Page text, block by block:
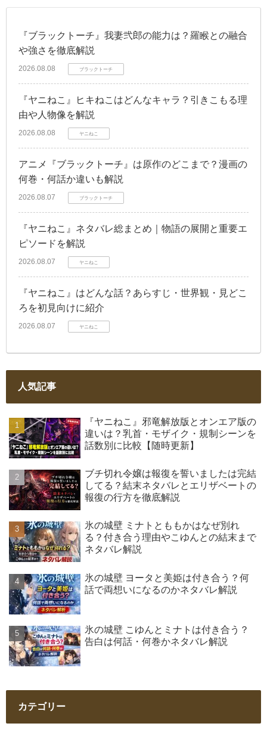
『ブラックトーチ』我妻弐郎の能力は？羅睺との融合
や強さを徹底解説
2026.08.08 ブラックトーチ
『ヤニねこ』ヒキねこはどんなキャラ？引きこもる理
由や人物像を解説
2026.08.08 ヤニねこ
アニメ『ブラックトーチ』は原作のどこまで？漫画の
何巻・何話か違いも解説
2026.08.07 ブラックトーチ
『ヤニねこ』ネタバレ総まとめ｜物語の展開と重要エ
ピソードを解説
2026.08.07 ヤニねこ
『ヤニねこ』はどんな話？あらすじ・世界観・見どこ
ろを初見向けに紹介
2026.08.07 ヤニねこ
人気記事
『ヤニねこ』邪竜解放版とオンエア版の
違いは？乳首・モザイク・規制シーンを
話数別に比較【随時更新】
ブチ切れ令嬢は報復を誓いましたは完結
してる？結末ネタバレとエリザベートの
報復の行方を徹底解説
氷の城壁 ミナトとももかはなぜ別れ
る？付き合う理由やこゆんとの結末まで
ネタバレ解説
氷の城壁 ヨータと美姫は付き合う？何
話で両想いになるのかネタバレ解説
氷の城壁 こゆんとミナトは付き合う？
告白は何話・何巻かネタバレ解説
カテゴリー